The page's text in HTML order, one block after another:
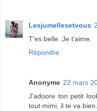
Lesjumellesetvous
T'es belle. Je t'aime.
Répondre
Anonyme 22 mars
J'adoore ton petit
tout mimi, il te va bien.